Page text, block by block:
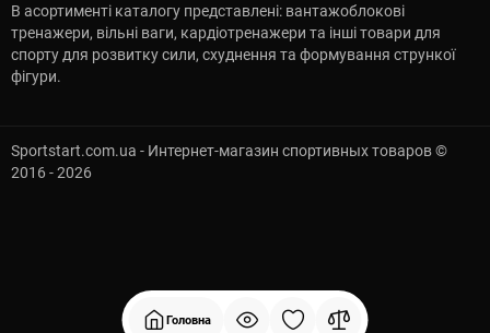
Головна
В асортименті каталогу представлені: вантажоблокові
тренажери, вільні ваги, кардіотренажери та інші товари для
спорту для розвитку сили, схуднення та формування стрункої
фігури.
Sportstart.com.ua - Интернет-магазин спортивных товаров ©
2016 - 2026